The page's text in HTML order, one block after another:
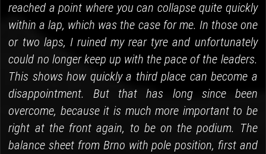
reached a point where you can collapse quite quickly
within a lap, which was the case for me. In those one
or two laps, I ruined my rear tyre and unfortunately
could no longer keep up with the pace of the leaders.
This shows how quickly a third place can become a
disappointment. But that has long since been
overcome, because it is much more important to be
right at the front again, to be on the podium. The
balance sheet from Brno with pole position, first and